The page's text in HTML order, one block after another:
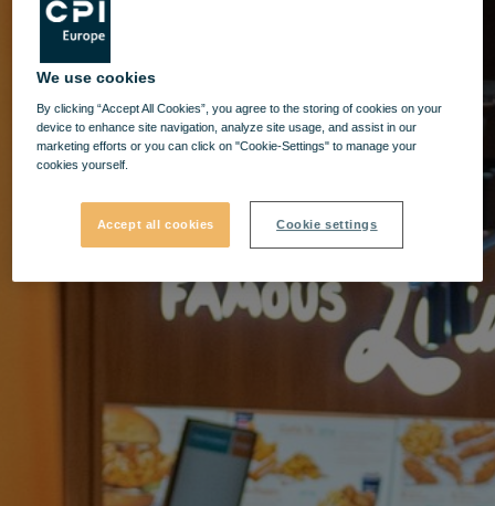
We use cookies
By clicking “Accept All Cookies”, you agree to the storing of cookies on your
device to enhance site navigation, analyze site usage, and assist in our
marketing efforts or you can click on "Cookie-Settings" to manage your
cookies yourself.
Accept all cookies Cookie settings